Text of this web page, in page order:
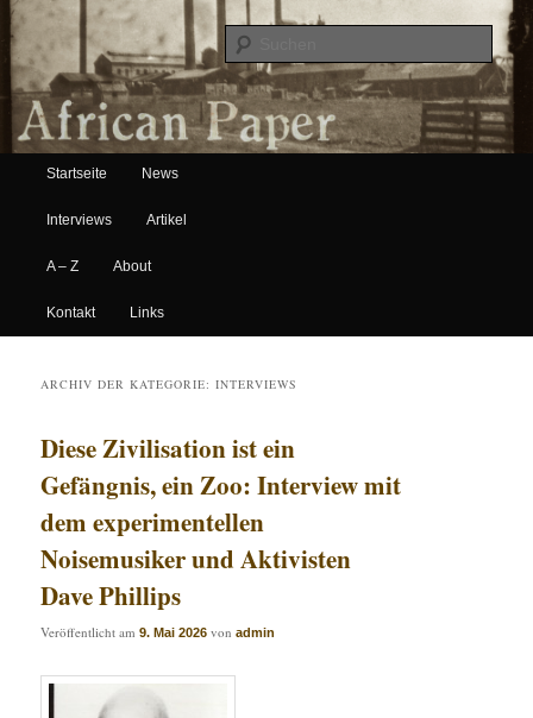
African Paper
Hauptmenü
Zum Inhalt wechseln
Zum sekundären Inhalt wechseln
Startseite News
Interviews Artikel
A – Z About
Kontakt Links
ARCHIV DER KATEGORIE:INTERVIEWS
Diese Zivilisation ist ein
Gefängnis, ein Zoo: Interview mit
dem experimentellen
Noisemusiker und Aktivisten
Dave Phillips
Veröffentlicht am9. Mai 2026 vonadmin